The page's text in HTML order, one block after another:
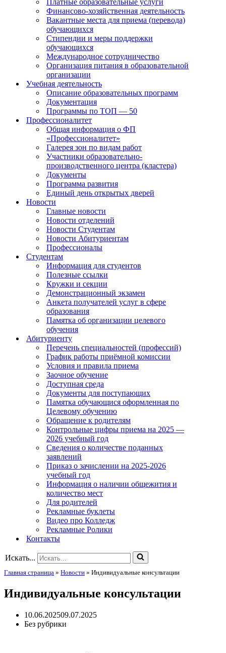
Платные образовательные услуги
Финансово-хозяйственная деятельность
Вакантные места для приема (перевода)
обучающихся
Стипендии и меры поддержки
обучающихся
Международное сотрудничество
Организация питания в образовательной
организации
Учебная деятельность
Описание образовательных программ
Документация
Программы по ТОП — 50
Профессионалитет
Общая информация о ФП
«Профессионалитет»
Галерея зон по видам работ
Участники образовательно-
производственного центра (кластера)
Документы
Программа развития
Единый день открытых дверей
Новости
Главные новости
Новости отделений
Новости Студентам
Новости Абитуриентам
Профессионалы
Студентам
Информация для студентов
Полезные ссылки
Кружки и секции
Демонстрационный экзамен
Анкета получателей услуг в сфере
образования
Памятка об организации целевого
обучения
Абитуриенту
Перечень специальностей (профессий)
График работы приёмной комиссии
Условия и правила приема
Заочное обучение
Доступная среда
Документы для поступающих
Памятка обучающися оформленная по
Целевому обучению
Обращение к родителям
Контрольные цифры приема на 2025 —
2026 учебный год
Сведения о количестве поданных
заявлений
Приказ о зачислении на 2025-2026
учебный год
Информация о наличии общежития и
количество мест
Для родителей
Рекламные буклеты
Видео про Колледж
Рекламные Ролики
Контакты
Искать...
Главная страница » Новости » Индивидуальные консультации
Индивидуальные консультации
10.06.202509.07.2025
Без рубрики